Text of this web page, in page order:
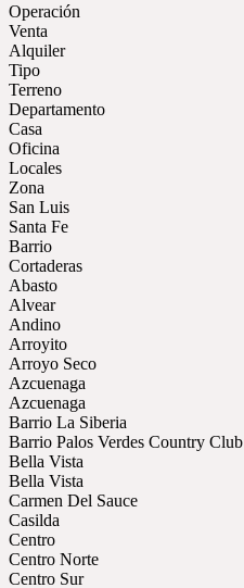
Operación
Venta
Alquiler
Tipo
Terreno
Departamento
Casa
Oficina
Locales
Zona
San Luis
Santa Fe
Barrio
Cortaderas
Abasto
Alvear
Andino
Arroyito
Arroyo Seco
Azcuenaga
Azcuenaga
Barrio La Siberia
Barrio Palos Verdes Country Club
Bella Vista
Bella Vista
Carmen Del Sauce
Casilda
Centro
Centro Norte
Centro Sur